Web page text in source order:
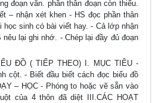
đoạn văn. phần thân đoạn còn thiếu.
– nhận xét khen - HS đọc phần thân
sinh có bài viết hay. - Cả lớp nhận
lại ghi nhớ. - Chép lại đầy đủ đoạn
ĐỒ ( TIẾP THEO) I. MỤC TIÊU -
cột. - Biết đầu biết cách đọc biểu đồ
– HỌC - Phóng to hoặc vẽ sẵn vào
của 4 thôn đã diệt III.CÁC HOẠT